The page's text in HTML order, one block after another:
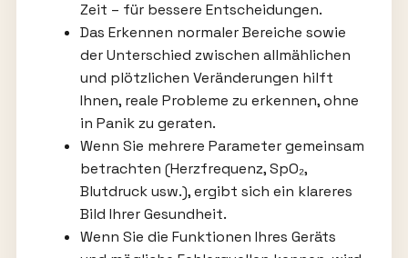
Zeit – für bessere Entscheidungen.
Das Erkennen normaler Bereiche sowie
der Unterschied zwischen allmählichen
und plötzlichen Veränderungen hilft
Ihnen, reale Probleme zu erkennen, ohne
in Panik zu geraten.
Wenn Sie mehrere Parameter gemeinsam
betrachten (Herzfrequenz, SpO₂,
Blutdruck usw.), ergibt sich ein klareres
Bild Ihrer Gesundheit.
Wenn Sie die Funktionen Ihres Geräts